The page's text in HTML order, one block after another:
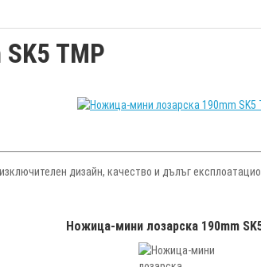
TMP
дизайн, качество и дълъг
Ножица-мини лозарска 190mm